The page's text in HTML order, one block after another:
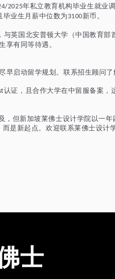
2025年私立教育机构毕业生就业
毕业生月薪中位数为 3100新币。
与英国北安普顿大学（中国教育
享有同等待遇。
启动留学规划。联系招生顾问了
认证，且合作大学在中留服备案，
，但新加坡莱佛士设计学院以一
是新起点。欢迎联系莱佛士设计
士